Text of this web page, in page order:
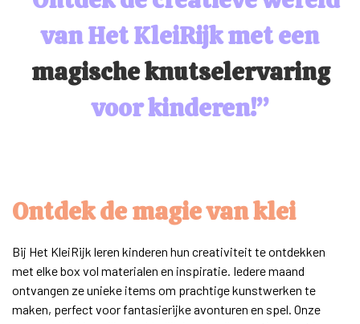
van Het KleiRijk met een
magische knutselervaring
voor kinderen!”
Ontdek de magie van klei
Bij Het KleiRijk leren kinderen hun creativiteit te ontdekken
met elke box vol materialen en inspiratie. Iedere maand
ontvangen ze unieke items om prachtige kunstwerken te
maken, perfect voor fantasierijke avonturen en spel. Onze